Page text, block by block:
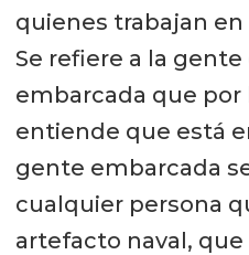
quienes trabajan
Se refiere a la
embarcada que por
entiende que está
gente embarcada
cualquier persona
artefacto naval,